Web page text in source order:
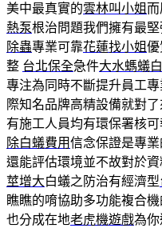
美中最真實的雲林叫小姐
熱泵根治問題我們擁有最
除蟲專業可靠花蓮找小姐優
整 台北保全急件大水螞蟻
專注為同時不斷提升員工專
際知名品牌高精設備就對
有施工人員均有環保署核可
除白蟻費用信念保證是專
還能評估環境並不故對於
莖增大白蟻之防治有經濟型
瞧瞧的唷協助多功能複合
也分成在地老虎機遊戲為你